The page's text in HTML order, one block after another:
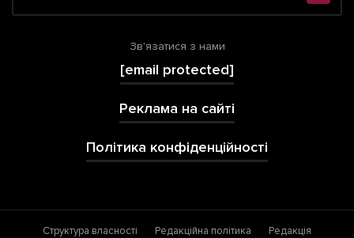
Зв'язатися з нами
[email protected]
Реклама на сайті
Політика конфіденційності
Структура власності Редакційна політика Редакція